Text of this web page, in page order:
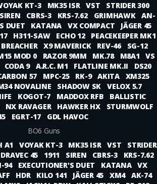
KT-3 MK35 ISR VST
STRIDER 300
SIREN CBRS-3 KRS-7.62 GRIMHAWK AN-
DUET KATANA VX COMPACT
JÄGER 45
H311-SAW ECHO 12
PEACEKEEPER MK1
X9 MAVERICK REV-46
SG-12
MOD 0 RAZOR 9MM MK.78 M8A1
VS
CODA 9 A.R.C. M1 FLATLINE MK.II
DS20
57 MPC-25 RK-9 AKITA
XM325
NOVALINE SHADOW SK
VELOX 5.7
KOGOT-7 MADDOX RFB
BALLISTIC
NX RAVAGER HAWKER HX
STURMWOLF
EGRT-17
GDL HAVOC
BO6 Guns
A1 VOYAK KT-3 MK35 ISR VST
STRIDER
DRAVEC 45 1911 SIREN CBRS-3
KRS-7.62
94 EXECUTIONER'S DUET KATANA VX
HDR KILO 141 JÄGER 45 XM4 AK-74